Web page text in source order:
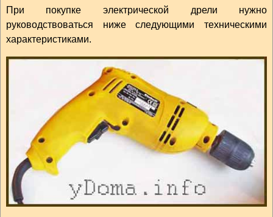
При покупке электрической дрели нужно
руководствоваться ниже следующими техническими
характеристиками.